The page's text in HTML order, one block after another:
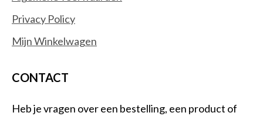
Privacy Policy
Mijn Winkelwagen
CONTACT
Heb je vragen over een bestelling, een product of